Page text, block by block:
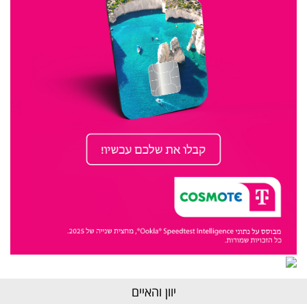
יוון והאיים